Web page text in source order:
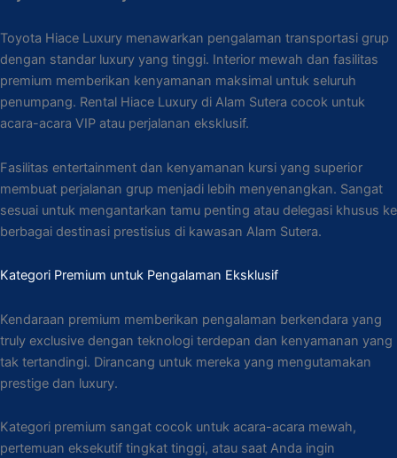
Toyota Hiace Luxury menawarkan pengalaman transportasi grup
dengan standar luxury yang tinggi. Interior mewah dan fasilitas
premium memberikan kenyamanan maksimal untuk seluruh
penumpang. Rental Hiace Luxury di Alam Sutera cocok untuk
acara-acara VIP atau perjalanan eksklusif.
Fasilitas entertainment dan kenyamanan kursi yang superior
membuat perjalanan grup menjadi lebih menyenangkan. Sangat
sesuai untuk mengantarkan tamu penting atau delegasi khusus ke
berbagai destinasi prestisius di kawasan Alam Sutera.
Kategori Premium untuk Pengalaman Eksklusif
Kendaraan premium memberikan pengalaman berkendara yang
truly exclusive dengan teknologi terdepan dan kenyamanan yang
tak tertandingi. Dirancang untuk mereka yang mengutamakan
prestige dan luxury.
Kategori premium sangat cocok untuk acara-acara mewah,
pertemuan eksekutif tingkat tinggi, atau saat Anda ingin